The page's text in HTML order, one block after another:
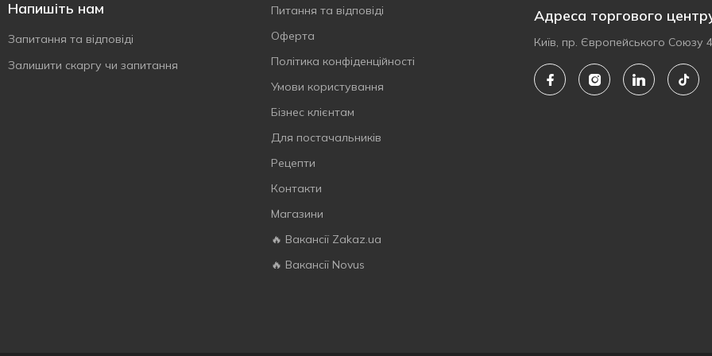
Напишіть нам
Запитання та відповіді
Залишити скаргу чи запитання
Питання та відповіді
Оферта
Політика конфіденційності
Умови користування
Бізнес клієнтам
Для постачальників
Рецепти
Контакти
Магазини
🔥 Вакансії Zakaz.ua
🔥 Вакансії Novus
Адреса торгового
Київ, пр. Європейського Союзу